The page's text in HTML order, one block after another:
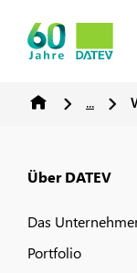
...
Über DATEV
Das
Portfolio